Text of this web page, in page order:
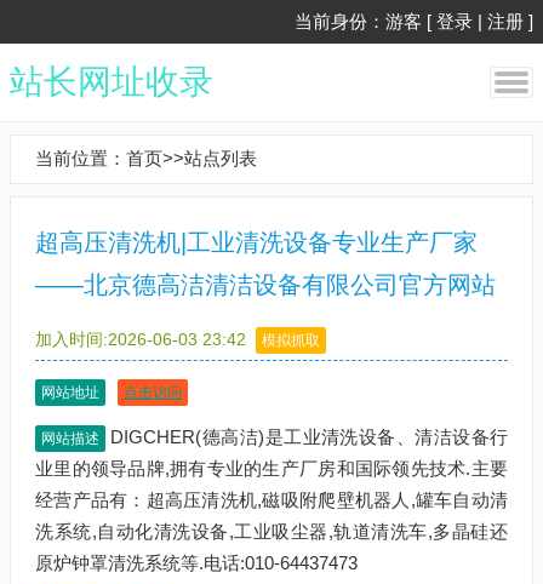
当前身份：游客 [ 登录 | 注册 ]
站长网址收录
当前位置： 首页>>站点列表
超高压清洗机|工业清洗设备专业生产厂家
——北京德高洁清洁设备有限公司官方网站
加入时间:2026-06-03 23:42 模拟抓取
网站地址 点击访问
网站描述
DIGCHER(德高洁)是工业清洗设备、清洁设备行
业里的领导品牌,拥有专业的生产厂房和国际领先技术.主要
经营产品有：超高压清洗机,磁吸附爬壁机器人,罐车自动清
洗系统,自动化清洗设备,工业吸尘器,轨道清洗车,多晶硅还
原炉钟罩清洗系统等.电话:010-64437473